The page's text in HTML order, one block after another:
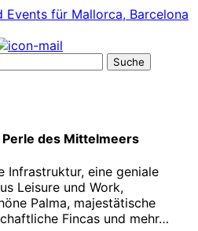
Events für Mallorca, Barcelona
Perle des Mittelmeers
Infrastruktur, eine geniale
Leisure und Work,
Palma, majestätische
Fincas und mehr…